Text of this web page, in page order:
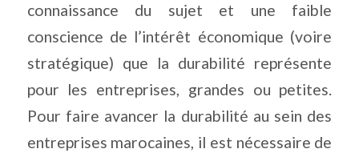
connaissance du sujet et une faible
conscience de l’intérêt économique (voire
stratégique) que la durabilité représente
pour les entreprises, grandes ou petites.
Pour faire avancer la durabilité au sein des
entreprises marocaines, il est nécessaire de